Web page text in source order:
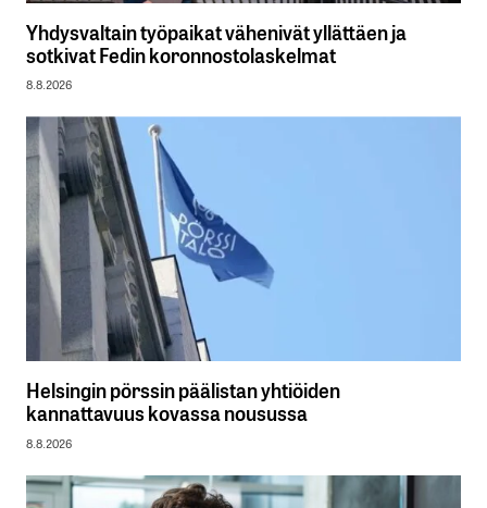
Yhdysvaltain työpaikat vähenivät yllättäen ja
sotkivat Fedin koronnostolaskelmat
8.8.2026
Helsingin pörssin päälistan yhtiöiden
kannattavuus kovassa nousussa
8.8.2026